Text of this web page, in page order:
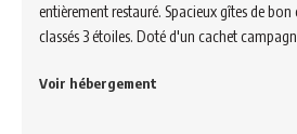
entièrement restauré. Spacieux gîtes de
classés 3 étoiles. Doté d'un cachet
Voir hébergement